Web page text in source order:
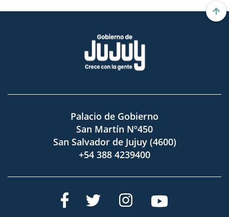
Palacio de Gobierno
San Martín Nº450
San Salvador de Jujuy (4600)
+54 388 4239400